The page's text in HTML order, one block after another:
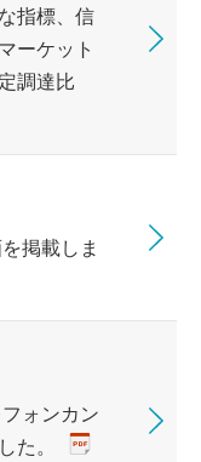
指標、信
ーケット
調達比
掲載しま
ォンカン
た。